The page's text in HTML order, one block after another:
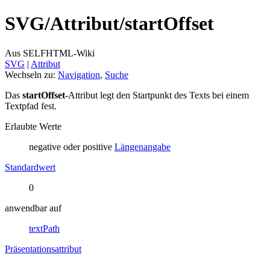
SVG/Attribut/startOffset
Aus SELFHTML-Wiki
SVG ‎ | Attribut
Wechseln zu: Navigation, Suche
Das startOffset-Attribut legt den Startpunkt des Texts bei einem
Textpfad fest.
Erlaubte Werte
negative oder positive Längenangabe
Standardwert
0
anwendbar auf
textPath
Präsentationsattribut